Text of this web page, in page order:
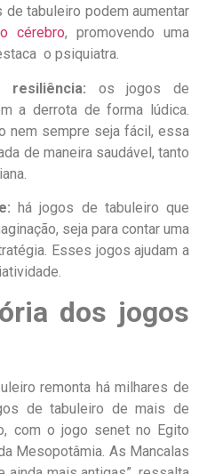
tabuleiro podem aumentar
cérebro, promovendo uma
o psiquiatra.
resiliência: os jogos de
a derrota de forma lúdica.
nem sempre seja fácil, essa
de maneira saudável, tanto
há jogos de tabuleiro que
seja para contar uma
Esses jogos ajudam a
dos jogos
remonta há milhares de
de tabuleiro de mais de
com o jogo senet no Egito
Mesopotâmia. As Mancalas